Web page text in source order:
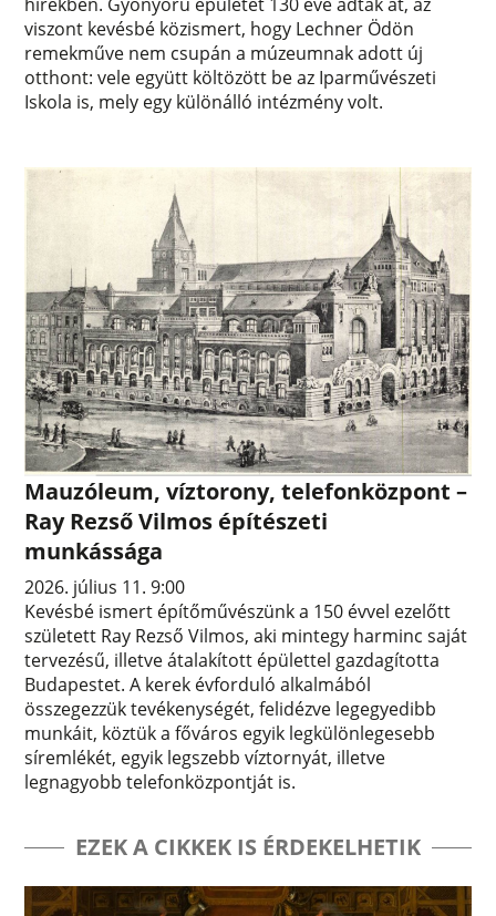
viszont kevésbé közismert, hogy Lechner Ödön
remekműve nem csupán a múzeumnak adott új
otthont: vele együtt költözött be az Iparművészeti
Iskola is, mely egy különálló intézmény volt.
Mauzóleum, víztorony, telefonközpont –
Ray Rezső Vilmos építészeti
munkássága
2026. július 11. 9:00
Kevésbé ismert építőművészünk a 150 évvel ezelőtt
született Ray Rezső Vilmos, aki mintegy harminc saját
tervezésű, illetve átalakított épülettel gazdagította
Budapestet. A kerek évforduló alkalmából
összegezzük tevékenységét, felidézve legegyedibb
munkáit, köztük a főváros egyik legkülönlegesebb
síremlékét, egyik legszebb víztornyát, illetve
legnagyobb telefonközpontját is.
EZEK A CIKKEK IS ÉRDEKELHETIK